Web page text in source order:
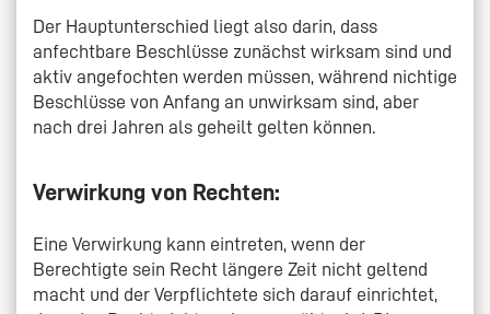
Der Hauptunterschied liegt also darin, dass
anfechtbare Beschlüsse zunächst wirksam sind und
aktiv angefochten werden müssen, während nichtige
Beschlüsse von Anfang an unwirksam sind, aber
nach drei Jahren als geheilt gelten können.
Verwirkung von Rechten:
Eine Verwirkung kann eintreten, wenn der
Berechtigte sein Recht längere Zeit nicht geltend
macht und der Verpflichtete sich darauf einrichtet,